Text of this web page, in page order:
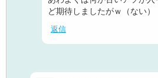
ど期待しましたがｗ（ない）
返信